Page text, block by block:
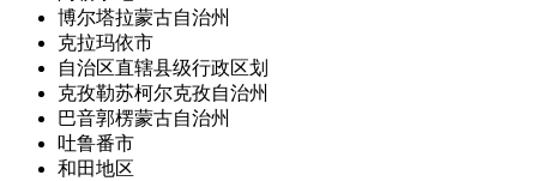
博尔塔拉蒙古自治州
克拉玛依市
自治区直辖县级行政区划
克孜勒苏柯尔克孜自治州
巴音郭楞蒙古自治州
吐鲁番市
和田地区